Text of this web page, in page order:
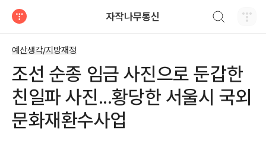
자작나무통신
예산생각/지방재정
조선 순종 임금 사진으로 둔갑한
친일파 사진...황당한 서울시 국외
문화재환수사업